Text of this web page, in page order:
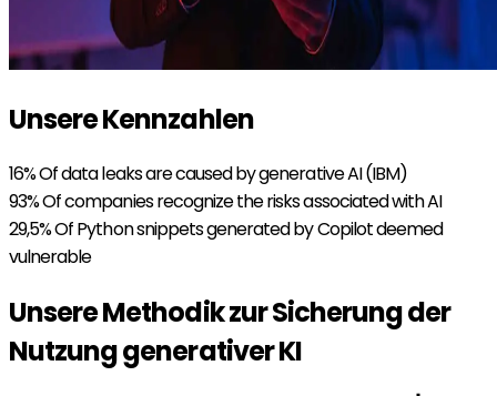
Unsere Kennzahlen
16%Of data leaks are caused by generative AI (IBM)
93%Of companies recognize the risks associated with AI
29,5%Of Python snippets generated by Copilot deemed
vulnerable
Unsere Methodik zur Sicherung der
Nutzung generativer KI